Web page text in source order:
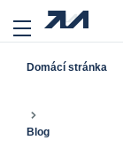
Domácí stránka
Blog